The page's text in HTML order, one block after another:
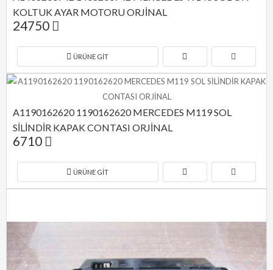
KOLTUK AYAR MOTORU ORJİNAL
24750
ÜRÜNE GIT
A1190162620 1190162620 MERCEDES M119 SOL
SİLİNDİR KAPAK CONTASI ORJİNAL
6710
ÜRÜNE GIT